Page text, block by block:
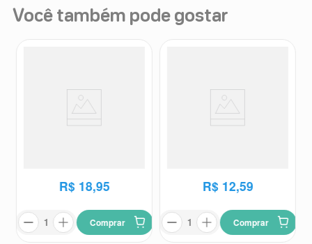
Você também pode gostar
R$ 18,95
Comprar
R$ 12,59
Comprar